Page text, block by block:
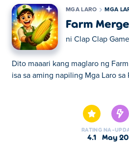
MGA LARO MGA
Farm Merge
ni Clap Clap
Dito maaari kang maglaro ng
isa sa aming napiling Mga Laro sa
RATING
4.1
NA-
May